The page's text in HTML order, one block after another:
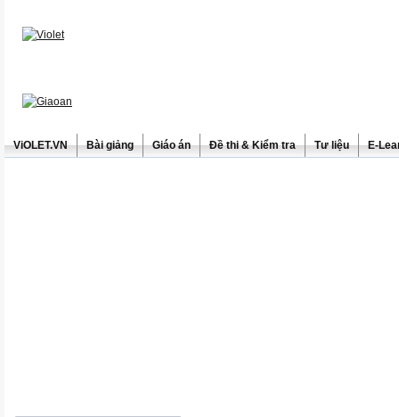
ViOLET.VN Bài giảng Giáo án Đề thi & Kiểm tra Tư liệu E-